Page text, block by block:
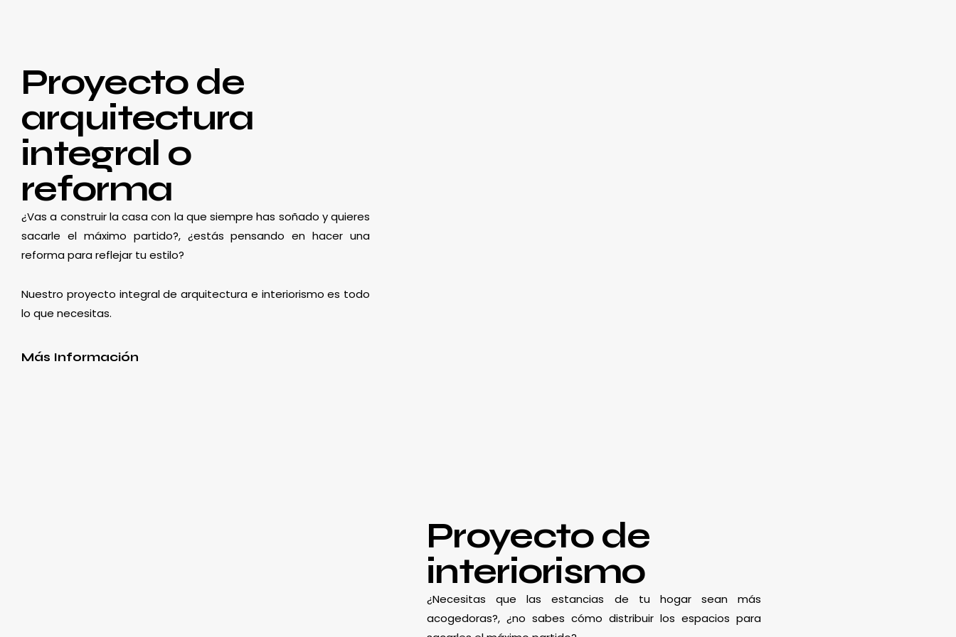
Proyecto de
arquitectura
integral o
reforma
¿Vas a construir la casa con la que siempre has soñado y quieres
sacarle el máximo partido?, ¿estás pensando en hacer una
reforma para reflejar tu estilo?
Nuestro proyecto integral de arquitectura e interiorismo es todo
lo que necesitas.
Más Información
Proyecto de
interiorismo
¿Necesitas que las estancias de tu hogar sean más
acogedoras?, ¿no sabes cómo distribuir los espacios para